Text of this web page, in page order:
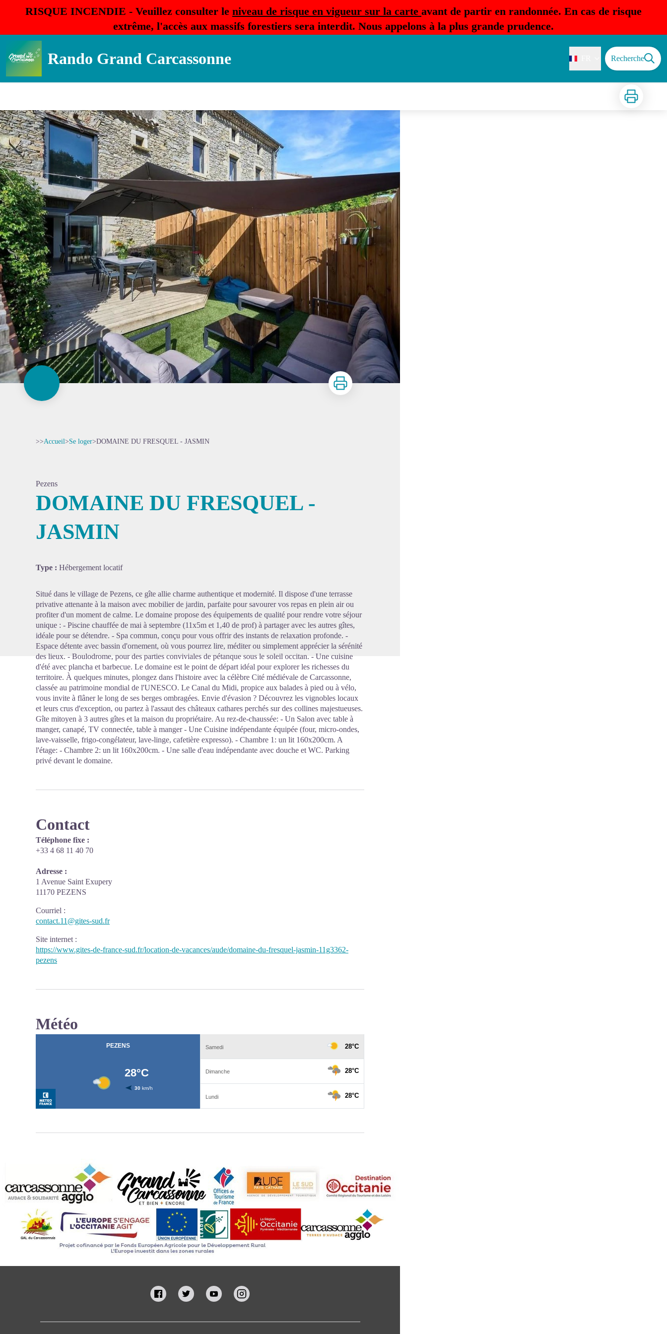
RISQUE INCENDIE - Veuillez consulter le niveau de risque en vigueur sur la carte avant de partir en randonnée. En cas de risque
extrême, l'accès aux massifs forestiers sera interdit. Nous appelons à la plus grande prudence.
Rando Grand Carcassonne Recherche
Imprimer
Imprimer
>>Accueil>Se loger>DOMAINE DU FRESQUEL - JASMIN
Pezens
DOMAINE DU FRESQUEL -
JASMIN
Type : Hébergement locatif
Situé dans le village de Pezens, ce gîte allie charme authentique et modernité. Il dispose d'une terrasse
privative attenante à la maison avec mobilier de jardin, parfaite pour savourer vos repas en plein air ou
profiter d'un moment de calme. Le domaine propose des équipements de qualité pour rendre votre séjour
unique : - Piscine chauffée de mai à septembre (11x5m et 1,40 de prof) à partager avec les autres gîtes,
idéale pour se détendre. - Spa commun, conçu pour vous offrir des instants de relaxation profonde. -
Espace détente avec bassin d'ornement, où vous pourrez lire, méditer ou simplement apprécier la sérénité
des lieux. - Boulodrome, pour des parties conviviales de pétanque sous le soleil occitan. - Une cuisine
d'été avec plancha et barbecue. Le domaine est le point de départ idéal pour explorer les richesses du
territoire. À quelques minutes, plongez dans l'histoire avec la célèbre Cité médiévale de Carcassonne,
classée au patrimoine mondial de l'UNESCO. Le Canal du Midi, propice aux balades à pied ou à vélo,
vous invite à flâner le long de ses berges ombragées. Envie d'évasion ? Découvrez les vignobles locaux
et leurs crus d'exception, ou partez à l'assaut des châteaux cathares perchés sur des collines majestueuses.
Gîte mitoyen à 3 autres gîtes et la maison du propriétaire. Au rez-de-chaussée: - Un Salon avec table à
manger, canapé, TV connectée, table à manger - Une Cuisine indépendante équipée (four, micro-ondes,
lave-vaisselle, frigo-congélateur, lave-linge, cafetière expresso). - Chambre 1: un lit 160x200cm. A
l'étage: - Chambre 2: un lit 160x200cm. - Une salle d'eau indépendante avec douche et WC. Parking
privé devant le domaine.
Contact
Téléphone fixe :
+33 4 68 11 40 70
Adresse :
1 Avenue Saint Exupery
11170 PEZENS
Courriel :
contact.11@gites-sud.fr
Site internet :
https://www.gites-de-france-sud.fr/location-de-vacances/aude/domaine-du-fresquel-jasmin-11g3362-
pezens
Météo